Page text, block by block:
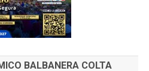
BALBANERA COLTA